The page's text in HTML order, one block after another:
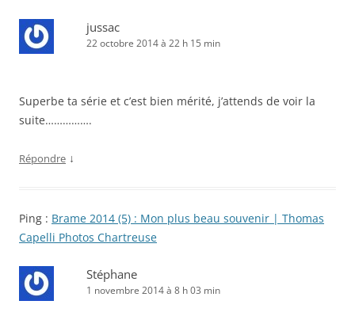
jussac
22 octobre 2014 à 22 h 15 min
Superbe ta série et c’est bien mérité, j’attends de voir la
suite…………….
Répondre ↓
Ping : Brame 2014 (5) : Mon plus beau souvenir | Thomas
Capelli Photos Chartreuse
Stéphane
1 novembre 2014 à 8 h 03 min